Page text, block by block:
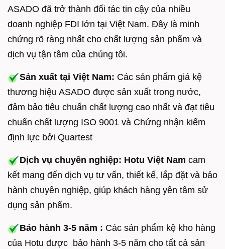
ASADO đã trở thành đối tác tin cậy của nhiều
doanh nghiệp FDI lớn tại Việt Nam. Đây là minh
chứng rõ ràng nhất cho chất lượng sản phẩm và
dịch vụ tận tâm của chúng tôi.
Sản xuất tại Việt Nam: Các sản phẩm giá kệ
thương hiệu ASADO được sản xuất trong nước,
đảm bảo tiêu chuẩn chất lượng cao nhất và đạt tiêu
chuẩn chất lượng ISO 9001 và Chứng nhận kiểm
định lực bởi Quartest
Dịch vụ chuyên nghiệp: Hotu Việt Nam cam
kết mang đến dịch vụ tư vấn, thiết kế, lắp đặt và bảo
hành chuyên nghiệp, giúp khách hàng yên tâm sử
dụng sản phẩm.
Bảo hành 3-5 năm : Các sản phẩm kệ kho hàng
của Hotu được bảo hành 3-5 năm cho tất cả sản